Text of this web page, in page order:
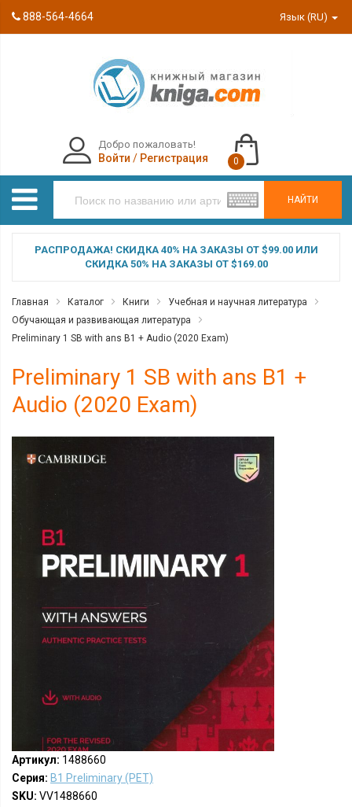
888-564-4664 Язык (RU)
НАЙТИ
Добро пожаловать!
Войти / Регистрация 0
РАСПРОДАЖА! СКИДКА 40% НА ЗАКАЗЫ ОТ $99.00 ИЛИ
СКИДКА 50% НА ЗАКАЗЫ ОТ $169.00
Главная Каталог Книги
Учебная и научная литература
Обучающая и развивающая литература
Preliminary 1 SB with ans B1 + Audio (2020 Exam)
Preliminary 1 SB with ans B1 +
Audio (2020 Exam)
Артикул: 1488660
Серия: B1 Preliminary (PET)
SKU: VV1488660